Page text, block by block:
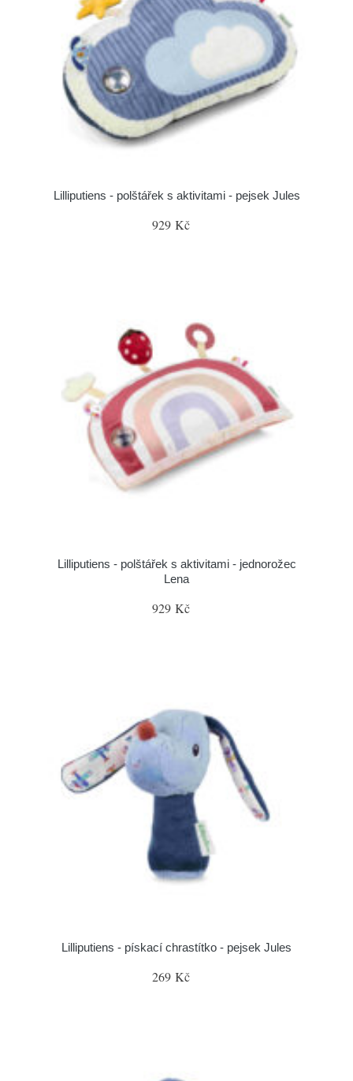
Lilliputiens - polštářek s aktivitami - pejsek Jules
929 Kč
Lilliputiens - polštářek s aktivitami - jednorožec
Lena
929 Kč
Lilliputiens - pískací chrastítko - pejsek Jules
269 Kč